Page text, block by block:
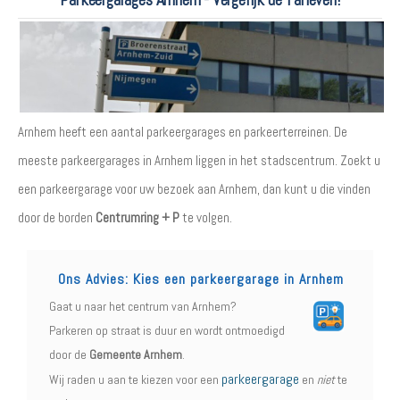
Arnhem heeft een aantal parkeergarages en parkeerterreinen. De
meeste parkeergarages in Arnhem liggen in het stadscentrum. Zoekt u
een parkeergarage voor uw bezoek aan Arnhem, dan kunt u die vinden
door de borden Centrumring + Pte volgen.
Ons Advies: Kies een parkeergarage in Arnhem
Gaat u naar het centrum van Arnhem?
Parkeren op straat is duur en wordt ontmoedigd
door de Gemeente Arnhem.
Wij raden u aan te kiezen voor een parkeergarage en niette